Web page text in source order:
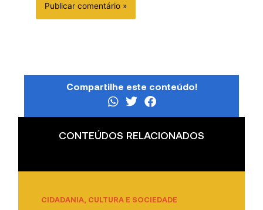
Compartilhe este conteúdo!
CONTEÚDOS RELACIONADOS
CIDADANIA, CULTURA E SOCIEDADE